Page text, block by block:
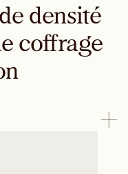
densité
coffrage